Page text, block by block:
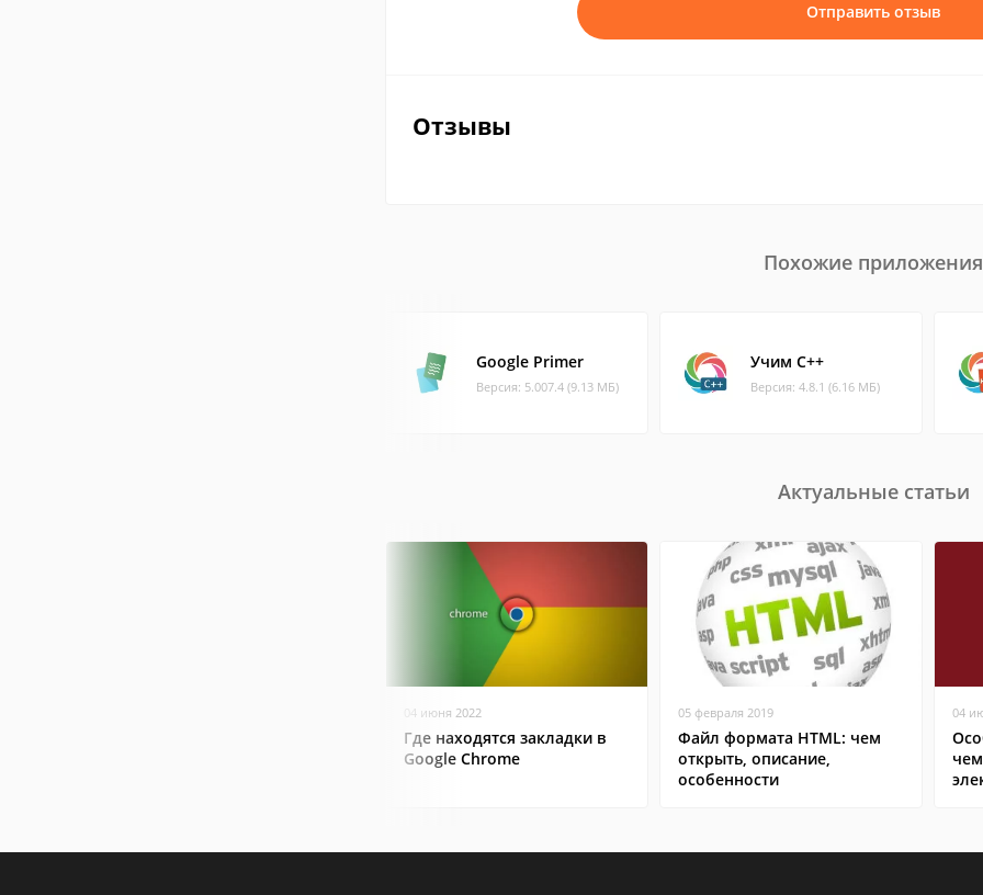
Отправить отзыв
Отзывы
Похожие приложения
Google Primer
Версия: 5.007.4 (9.13 МБ)
Учим C++
Версия: 4.8.1 (6.16 МБ)
Актуальные статьи
04 июня 2022
Где находятся закладки в
Google Chrome
05 февраля 2019
Файл формата HTML: чем
открыть, описание,
особенности
04